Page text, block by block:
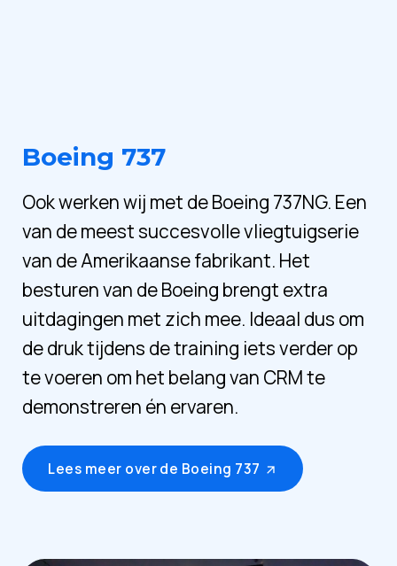
Boeing 737
Ook werken wij met de Boeing 737NG. Een
van de meest succesvolle vliegtuigserie
van de Amerikaanse fabrikant. Het
besturen van de Boeing brengt extra
uitdagingen met zich mee. Ideaal dus om
de druk tijdens de training iets verder op
te voeren om het belang van CRM te
demonstreren én ervaren.
Lees meer over de Boeing 737